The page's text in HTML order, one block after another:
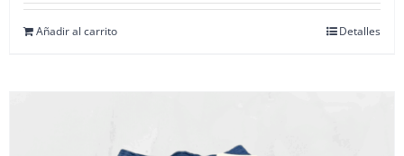
producto
Añadir al carrito Detalles